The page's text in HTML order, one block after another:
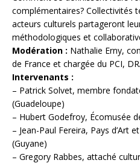
complémentaires? Collectivités
acteurs culturels partageront
méthodologiques et
Modération : Nathalie Erny,
de France et chargée du PCI,
Intervenants :
– Patrick Solvet, membre
(Guadeloupe)
– Hubert Godefroy, Écomusée
– Jean-Paul Fereira, Pays d’Art
(Guyane)
– Gregory Rabbes, attaché